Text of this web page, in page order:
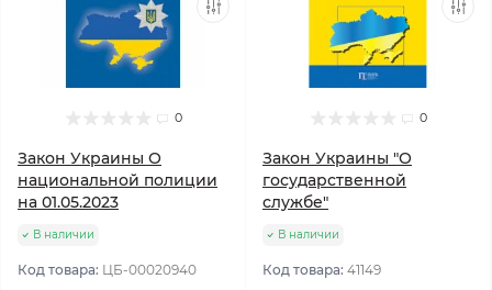
0
Закон Украины О
национальной полиции
на 01.05.2023
В наличии
Код товара: ЦБ-00020940
0
Закон Украины "О
государственной
службе"
В наличии
Код товара: 41149